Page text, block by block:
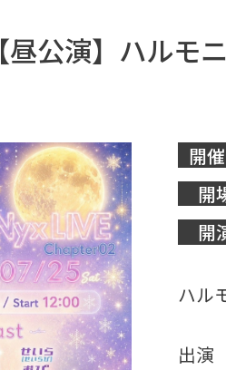
【昼公演】ハルモ
開
開
開
ハル
出演